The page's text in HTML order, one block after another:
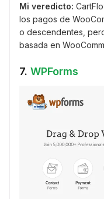
Mi veredicto:
los pagos de
o descendentes,
basada en
7. WPForms